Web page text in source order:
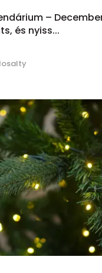
– December
és nyiss...